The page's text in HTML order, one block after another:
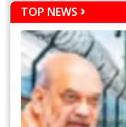
TOP NEWS